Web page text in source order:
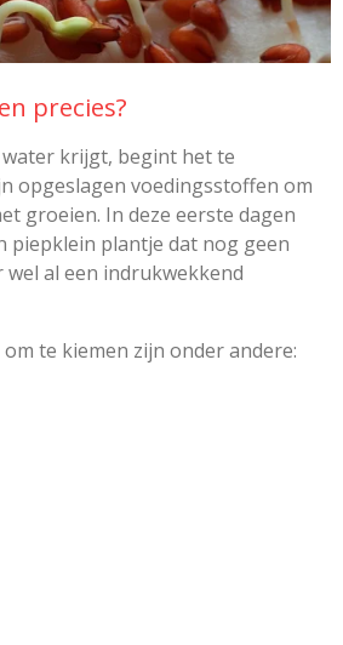
precies?
krijgt, begint het te
opgeslagen voedingsstoffen om
groeien. In deze eerste dagen
piepklein plantje dat nog geen
al een indrukwekkend
te kiemen zijn onder andere: